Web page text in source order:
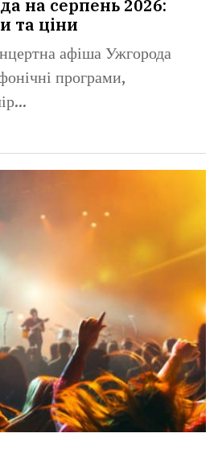
на серпень 2026:
та ціни
афіша Ужгорода
програми,